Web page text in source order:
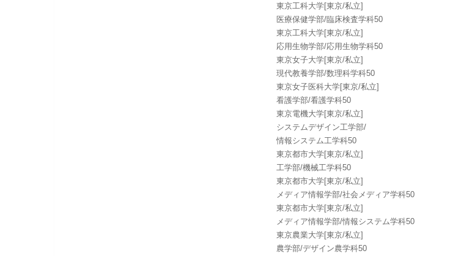
東京工科大学[東京/私立]
医療保健学部/臨床検査学科50
東京工科大学[東京/私立]
応用生物学部/応用生物学科50
東京女子大学[東京/私立]
現代教養学部/数理科学科50
東京女子医科大学[東京/私立]
看護学部/看護学科50
東京電機大学[東京/私立]
システムデザイン工学部/
情報システム工学科50
東京都市大学[東京/私立]
工学部/機械工学科50
東京都市大学[東京/私立]
メディア情報学部/社会メディア学科50
東京都市大学[東京/私立]
メディア情報学部/情報システム学科50
東京農業大学[東京/私立]
農学部/デザイン農学科50